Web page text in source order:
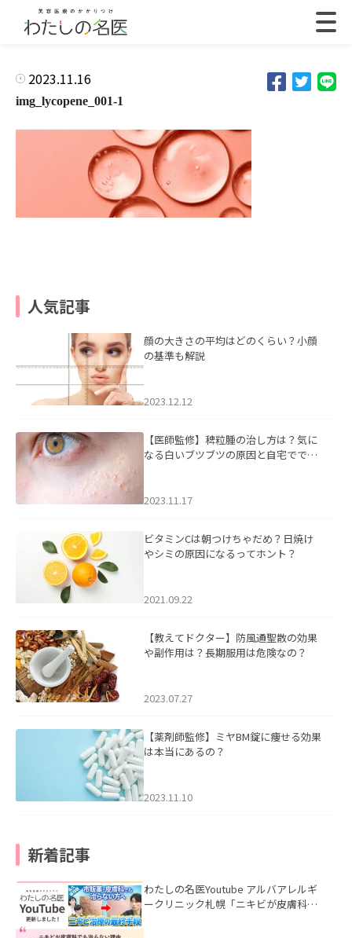
2023.11.16
img_lycopene_001-1
人気記事
顔の大きさの平均はどのくらい？小顔
の基準も解説
2023.12.12
【医師監修】稗粒腫の治し方は？気に
なる白いブツブツの原因と自宅ででき
2023.11.17
ビタミンCは朝つけちゃだめ？日焼け
やシミの原因になるってホント？
2021.09.22
【教えてドクター】防風通聖散の効果
や副作用は？長期服用は危険なの？
2023.07.27
【薬剤師監修】ミヤBM錠に痩せる効果
は本当にあるの？
2023.11.10
新着記事
わたしの名医Youtube アルバアレルギ
ークリニック札幌「ニキビが皮膚科で